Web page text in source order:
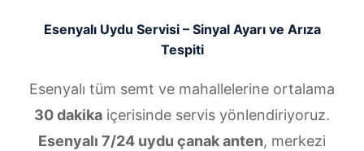
Esenyalı Uydu Servisi – Sinyal Ayarı ve Arıza
Tespiti
Esenyalı tüm semt ve mahallelerine ortalama
30 dakika içerisinde servis yönlendiriyoruz.
Esenyalı 7/24 uydu çanak anten, merkezi